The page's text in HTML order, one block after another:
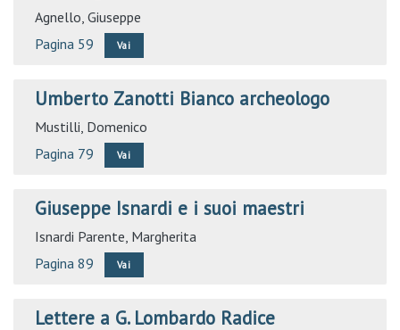
Agnello, Giuseppe
Pagina 59
Vai
Umberto Zanotti Bianco archeologo
Mustilli, Domenico
Pagina 79
Vai
Giuseppe Isnardi e i suoi maestri
Isnardi Parente, Margherita
Pagina 89
Vai
Lettere a G. Lombardo Radice